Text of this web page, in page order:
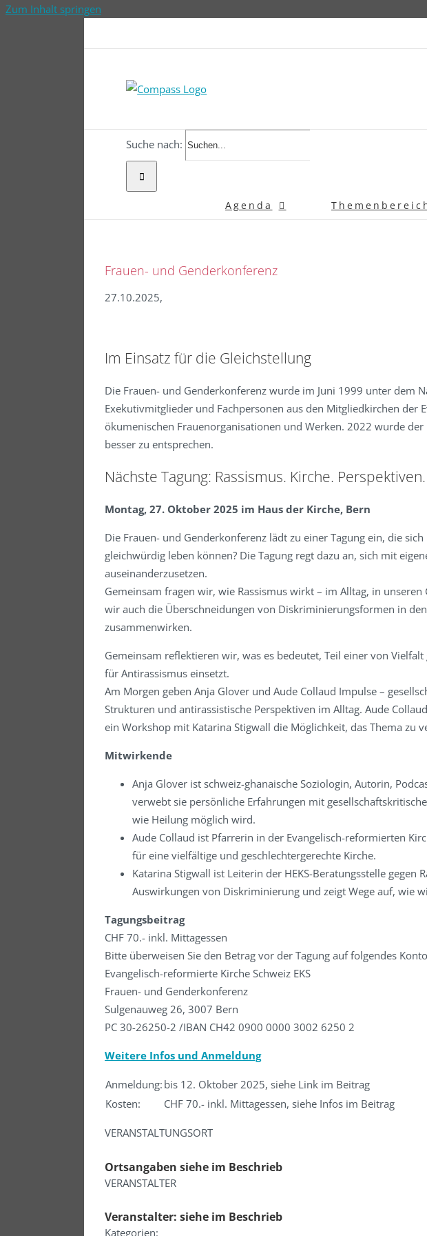
Zum Inhalt springen
Suche nach:
Agenda
Frauen- und Genderkonferenz
27.10.2025,
Im Einsatz für die Gleichstellung
Die Frauen- und Genderkonferenz wurde im Juni 1999 unter dem
Exekutivmitglieder und Fachpersonen aus den Mitgliedkirchen der
ökumenischen Frauenorganisationen und Werken. 2022 wurde
besser zu entsprechen.
Nächste Tagung: Rassismus. Kirche. Perspektiven.
Montag, 27. Oktober 2025 im Haus der Kirche, Bern
Die Frauen- und Genderkonferenz lädt zu einer Tagung ein, die
gleichwürdig leben können? Die Tagung regt dazu an, sich mit
auseinanderzusetzen.
Gemeinsam fragen wir, wie Rassismus wirkt – im Alltag, in
wir auch die Überschneidungen von Diskriminierungsformen in
zusammenwirken.
Gemeinsam reflektieren wir, was es bedeutet, Teil einer von
für Antirassismus einsetzt.
Am Morgen geben Anja Glover und Aude Collaud Impulse –
Strukturen und antirassistische Perspektiven im Alltag. Aude
ein Workshop mit Katarina Stigwall die Möglichkeit, das Thema zu
Mitwirkende
Anja Glover ist schweiz-ghanaische Soziologin, Autorin,
verwebt sie persönliche Erfahrungen mit
wie Heilung möglich wird.
Aude Collaud ist Pfarrerin in der Evangelisch-reformierten
für eine vielfältige und geschlechtergerechte Kirche.
Katarina Stigwall ist Leiterin der HEKS-Beratungsstelle
Auswirkungen von Diskriminierung und zeigt Wege auf, wie
Tagungsbeitrag
CHF 70.- inkl. Mittagessen
Bitte überweisen Sie den Betrag vor der Tagung auf folgendes
Evangelisch-reformierte Kirche Schweiz EKS
Frauen- und Genderkonferenz
Sulgenauweg 26, 3007 Bern
PC 30-26250-2 /IBAN CH42 0900 0000 3002 6250 2
Weitere Infos und Anmeldung
Anmeldung: bis 12. Oktober 2025, siehe Link im Beitrag
Kosten:
CHF 70.- inkl. Mittagessen, siehe Infos im Beitrag
VERANSTALTUNGSORT
Ortsangaben siehe im Beschrieb
VERANSTALTER
Veranstalter: siehe im Beschrieb
Kategorien: